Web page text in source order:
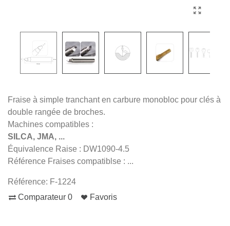
Fraise à simple tranchant en carbure monobloc pour clés à
double rangée de broches.
Machines compatibles :
SILCA, JMA, ...
Équivalence Raise : DW1090-4.5
Référence Fraises compatiblse : ...
Référence: F-1224
Comparateur 0 Favoris